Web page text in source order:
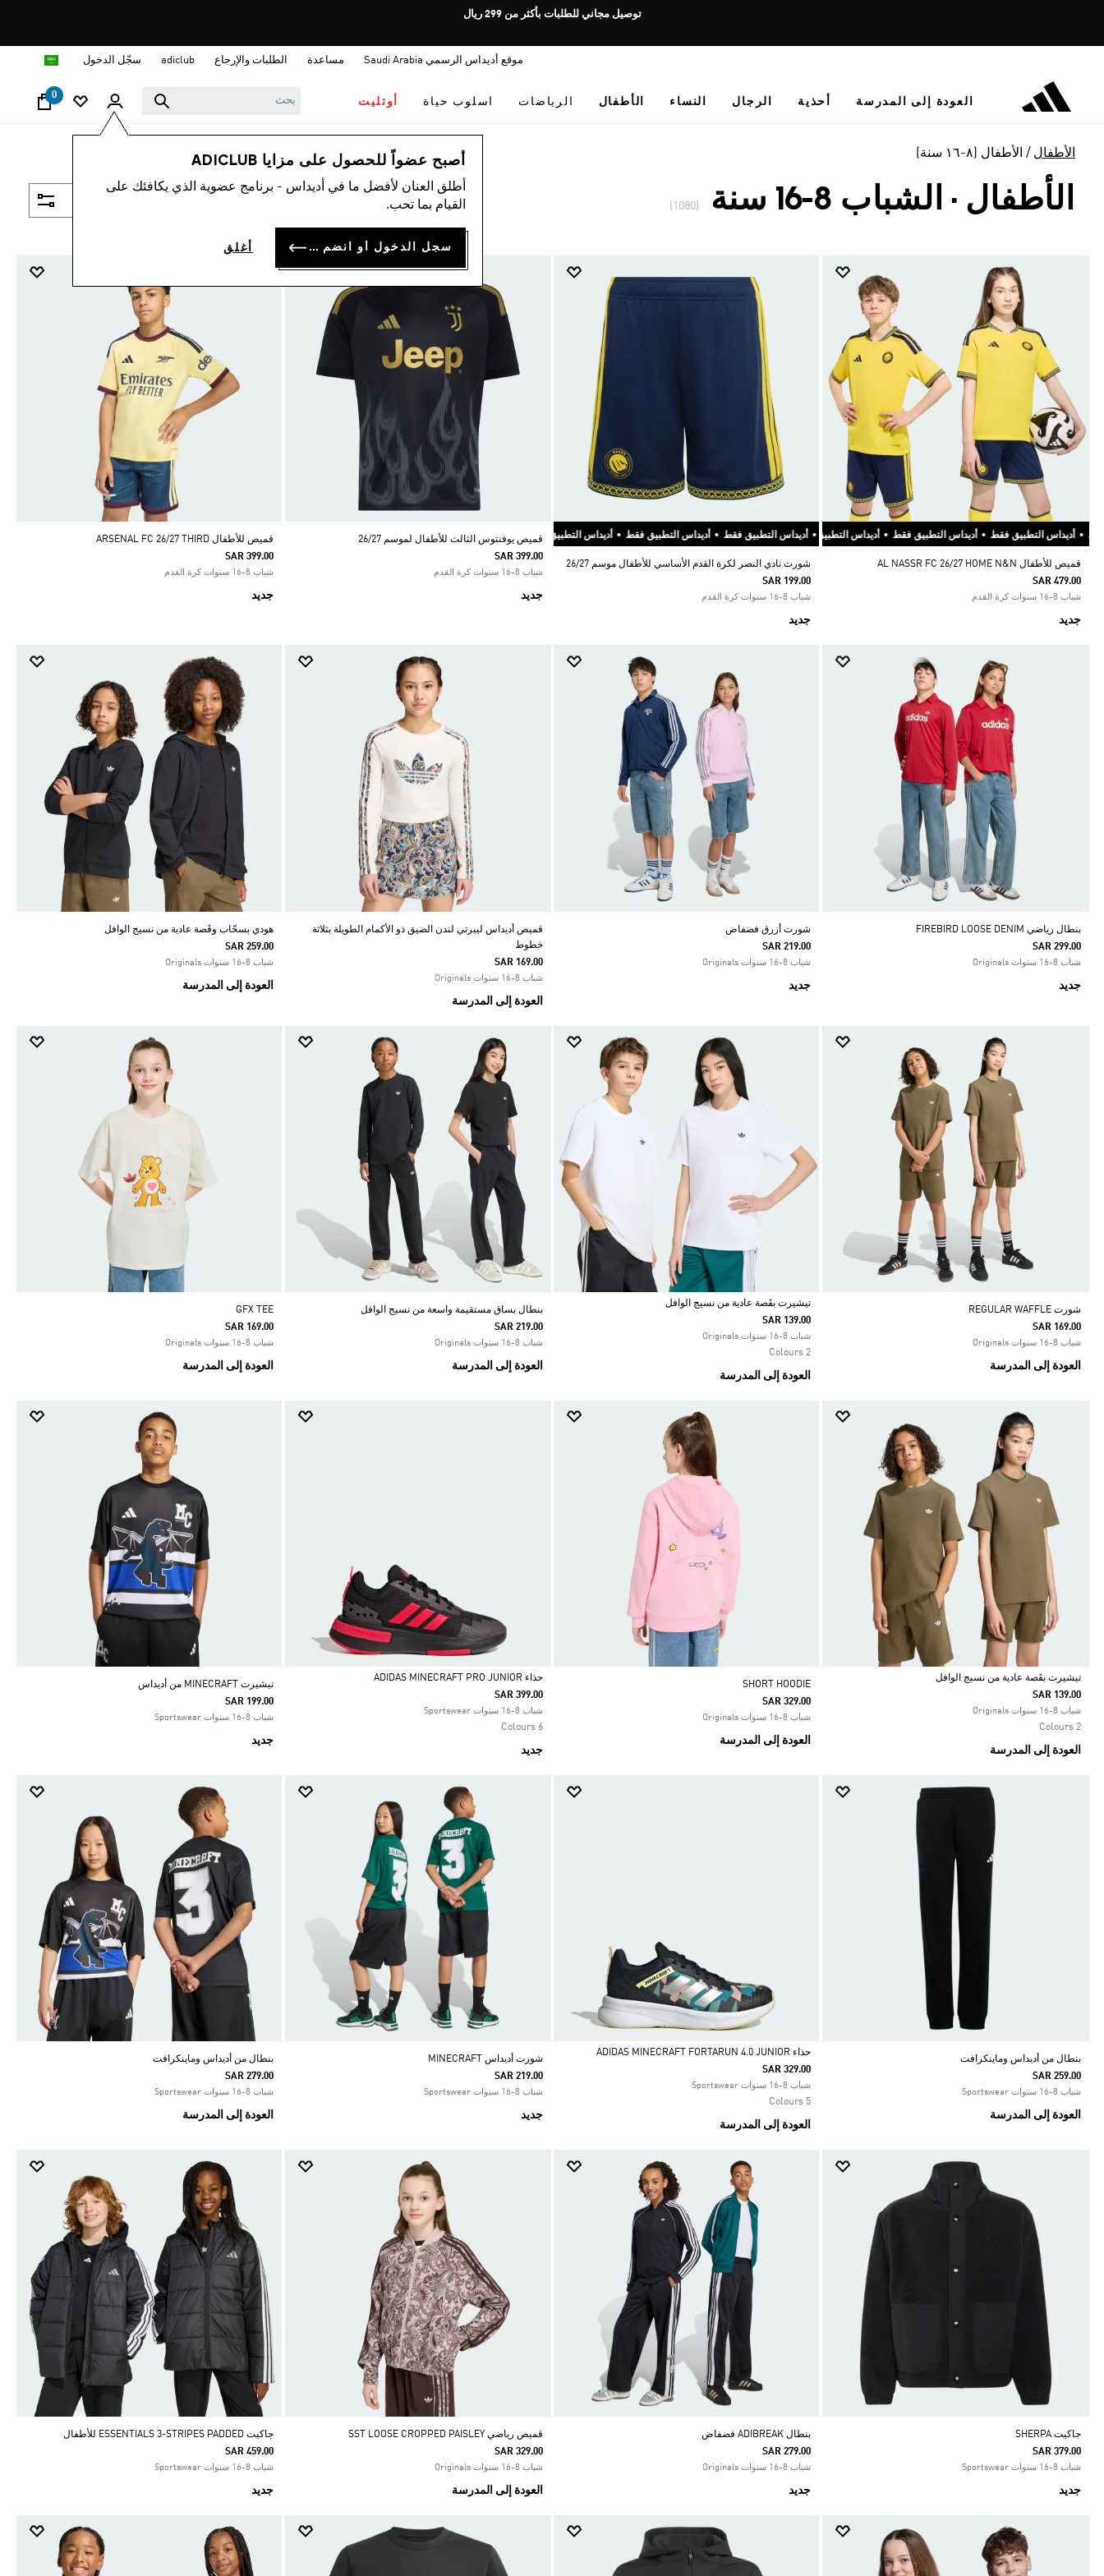
Pause
rotation
توصيل مجاني للطلبات بأكثر من 299 ريال
موقع أديداس الرسمي Saudi Arabia مساعدة الطلبات والإرجاع adiclub سجّل الدخول
العودة إلى المدرسة أحذية الرجال النساء الأطفال الرياضات اسلوب حياة أوتليت
0
أصبح عضواً للحصول على مزايا ADICLUB
أطلق العنان لأفضل ما في أديداس - برنامج عضوية الذي يكافئك على
القيام بما تحب.
سجل الدخول أو انضم الآن أغلق
الأطفال الأطفال (٨-١٦ سنة)
الأطفال · الشباب 8-16 سنة
أديداس التطبيق فقط • أديداس التطبيق فقط • أديداس التطبيق فقط • أديداس التطبيق فقط • أديداس التطبيق فقط • أديداس التطبيق فقط • أديداس التطبيق فقط • فقط
قميص للأطفال AL NASSR FC 26/27 HOME N&N
SAR 479.00
شباب 8-16 سنوات كرة القدم
جديد
أديداس التطبيق فقط • أديداس التطبيق فقط أديداس التطبيق فقط أديداس التطبيق فقط أديداس التطبيق فقط • أديداس التطبيق فقط • أديداس التطبيق فقط • أديداس التطبيق فقط • أديداس التطبيق فقط • أديداس التطبيق فقط • فقط
شورت نادي النصر لكرة القدم الأساسي للأطفال موسم 26/27
SAR 199.00
شباب 8-16 سنوات كرة القدم
جديد
قميص يوفنتوس الثالث للأطفال لموسم 26/27
SAR 399.00
شباب 8-16 سنوات كرة القدم
جديد
قميص للأطفال ARSENAL FC 26/27 THIRD
SAR 399.00
شباب 8-16 سنوات كرة القدم
جديد
بنطال رياضي FIREBIRD LOOSE DENIM
SAR 299.00
شباب 8-16 سنوات Originals
جديد
شورت أزرق فضفاض
SAR 219.00
شباب 8-16 سنوات Originals
جديد
قميص أديداس ليبرتي لندن الضيق ذو الأكمام الطويلة بثلاثة
خطوط
SAR 169.00
شباب 8-16 سنوات Originals
العودة إلى المدرسة
هودي بسحّاب وقَصة عادية من نسيج الوافل
SAR 259.00
شباب 8-16 سنوات Originals
العودة إلى المدرسة
شورت REGULAR WAFFLE
SAR 169.00
شباب 8-16 سنوات Originals
العودة إلى المدرسة
Selected
تيشيرت بقَصة عادية من نسيج الوافل
SAR 139.00
شباب 8-16 سنوات Originals
2 Colours
العودة إلى المدرسة
بنطال بساق مستقيمة واسعة من نسيج الوافل
SAR 219.00
شباب 8-16 سنوات Originals
العودة إلى المدرسة
GFX TEE
SAR 169.00
شباب 8-16 سنوات Originals
العودة إلى المدرسة
Selected
تيشيرت بقَصة عادية من نسيج الوافل
SAR 139.00
شباب 8-16 سنوات Originals
2 Colours
العودة إلى المدرسة
SHORT HOODIE
SAR 329.00
شباب 8-16 سنوات Originals
العودة إلى المدرسة
Selected
حذاء ADIDAS MINECRAFT PRO JUNIOR
SAR 399.00
شباب 8-16 سنوات Sportswear
6 Colours
جديد
تيشيرت MINECRAFT من أديداس
SAR 199.00
شباب 8-16 سنوات Sportswear
جديد
بنطال من أديداس وماينكرافت
SAR 259.00
شباب 8-16 سنوات Sportswear
العودة إلى المدرسة
Selected
حذاء ADIDAS MINECRAFT FORTARUN 4.0 JUNIOR
SAR 329.00
شباب 8-16 سنوات Sportswear
5 Colours
العودة إلى المدرسة
شورت أديداس MINECRAFT
SAR 219.00
شباب 8-16 سنوات Sportswear
جديد
بنطال من أديداس وماينكرافت
SAR 279.00
شباب 8-16 سنوات Sportswear
العودة إلى المدرسة
جاكيت SHERPA
SAR 379.00
شباب 8-16 سنوات Sportswear
جديد
بنطال ADIBREAK فضفاض
SAR 279.00
شباب 8-16 سنوات Originals
جديد
قميص رياضي SST LOOSE CROPPED PAISLEY
SAR 329.00
شباب 8-16 سنوات Originals
العودة إلى المدرسة
جاكيت ESSENTIALS 3-STRIPES PADDED للأطفال
SAR 459.00
شباب 8-16 سنوات Sportswear
جديد